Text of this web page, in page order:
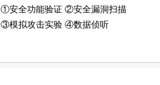
①安全功能验证 ②安全漏洞扫描
③模拟攻击实验 ④数据侦听